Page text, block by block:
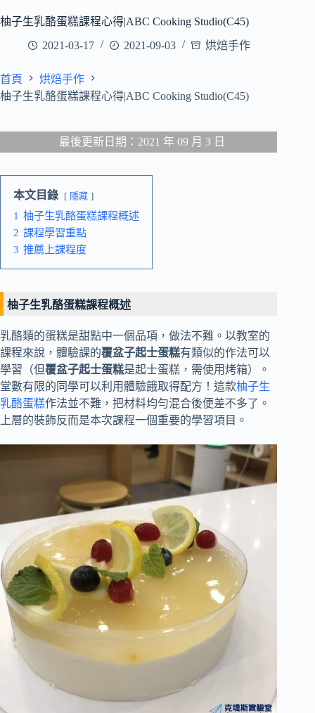
柚子生乳酪蛋糕課程心得|ABC Cooking Studio(C45)
2021-03-17
2021-09-03 烘焙手作
首頁
烘焙手作
柚子生乳酪蛋糕課程心得|ABC Cooking Studio(C45)
最後更新日期：2021 年 09 月 3 日
本文目錄 隱藏
1 柚子生乳酪蛋糕課程概述
2 課程學習重點
3 推薦上課程度
柚子生乳酪蛋糕課程概述
乳酪類的蛋糕是甜點中一個品項，做法不難。以教室的
課程來說，體驗課的覆盆子起士蛋糕有類似的作法可以
學習（但覆盆子起士蛋糕是起士蛋糕，需使用烤箱）。
堂數有限的同學可以利用體驗餓取得配方！這款柚子生
乳酪蛋糕作法並不難，把材料均勻混合後便差不多了。
上層的裝飾反而是本次課程一個重要的學習項目。